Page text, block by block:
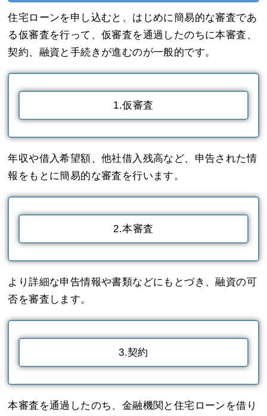
住宅ローンを申し込むと、はじめに簡易的な審査であ
る仮審査を行って、仮審査を通過したのちに本審査、
契約、融資と手続きが進むのが一般的です。
1.仮審査
年収や借入希望額、他社借入残高など、申告された情
報をもとに簡易的な審査を行います。
2.本審査
より詳細な申告情報や書類などにもとづき、融資の可
否を審査します。
3.契約
本審査を通過したのち、金融機関と住宅ローンを借り